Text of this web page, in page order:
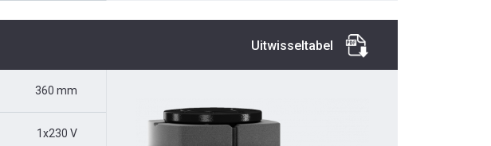
Uitwisseltabel
360 mm
1x230 V